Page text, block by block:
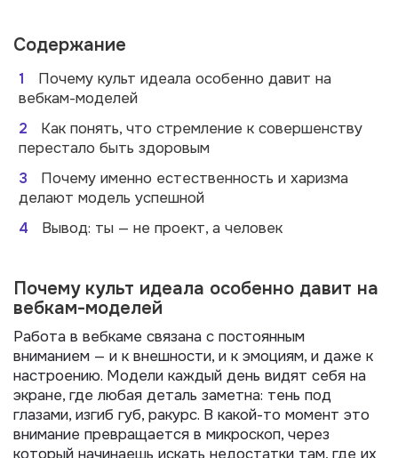
Содержание
1
Почему культ идеала особенно давит на
вебкам-моделей
2
Как понять, что стремление к совершенству
перестало быть здоровым
3
Почему именно естественность и харизма
делают модель успешной
4
Вывод: ты — не проект, а человек
Почему культ идеала особенно давит на
вебкам-моделей
Работа в вебкаме связана с постоянным
вниманием — и к внешности, и к эмоциям, и даже к
настроению. Модели каждый день видят себя на
экране, где любая деталь заметна: тень под
глазами, изгиб губ, ракурс. В какой-то момент это
внимание превращается в микроскоп, через
который начинаешь искать недостатки там, где их